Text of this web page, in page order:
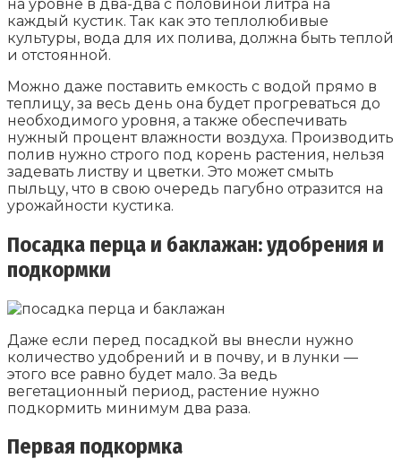
на уровне в два-два с половиной литра на
каждый кустик. Так как это теплолюбивые
культуры, вода для их полива, должна быть теплой
и отстоянной.
Можно даже поставить емкость с водой прямо в
теплицу, за весь день она будет прогреваться до
необходимого уровня, а также обеспечивать
нужный процент влажности воздуха. Производить
полив нужно строго под корень растения, нельзя
задевать листву и цветки. Это может смыть
пыльцу, что в свою очередь пагубно отразится на
урожайности кустика.
Посадка перца и баклажан: удобрения и
подкормки
Даже если перед посадкой вы внесли нужно
количество удобрений и в почву, и в лунки —
этого все равно будет мало. За ведь
вегетационный период, растение нужно
подкормить минимум два раза.
Первая подкормка